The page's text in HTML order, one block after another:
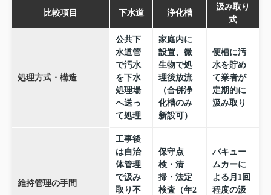
比較項目 下水道 浄化槽
汲み取り
式
処理方式・構造
公共下
水道管
で汚水
を下水
処理場
へ送っ
て処理
家庭内に
設置、微
生物で処
理後放流
（合併浄
化槽のみ
新設可）
便槽に汚
水を貯め
て業者が
定期的に
汲み取り
維持管理の手間
工事後
は自治
体管理
で汲み
取り不
保守点
検・清
掃・法定
検査（年2
バキュー
ムカーに
よる月1回
程度の汲